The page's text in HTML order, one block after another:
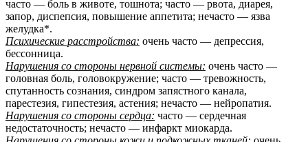
часто — боль в животе, тошнота; часто — рвота, диарея,
запор, диспепсия, повышение аппетита; нечасто — язва
желудка*.
Психические расстройства: очень часто — депрессия,
бессонница.
Нарушения со стороны нервной системы: очень часто —
головная боль, головокружение; часто — тревожность,
спутанность сознания, синдром запястного канала,
парестезия, гипестезия, астения; нечасто — нейропатия.
Нарушения со стороны сердца: часто — сердечная
недостаточность; нечасто — инфаркт миокарда.